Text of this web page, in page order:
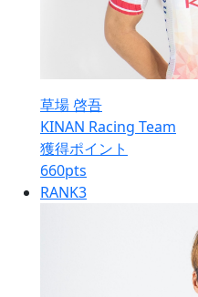
草場 啓吾
KINAN Racing Team
獲得ポイント
660pts
RANK3